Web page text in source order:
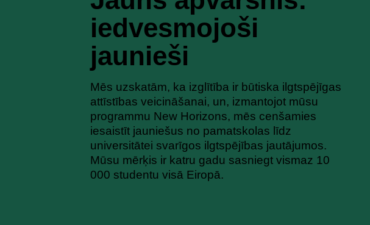
iedvesmojoši
jaunieši
Mēs uzskatām, ka izglītība ir būtiska ilgtspējīgas
attīstības veicināšanai, un, izmantojot mūsu
programmu New Horizons, mēs cenšamies
iesaistīt jauniešus no pamatskolas līdz
universitātei svarīgos ilgtspējības jautājumos.
Mūsu mērķis ir katru gadu sasniegt vismaz 10
000 studentu visā Eiropā.